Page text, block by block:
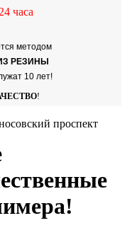
24 часа
методом
РЕЗИНЫ
10 лет!
!
проспект